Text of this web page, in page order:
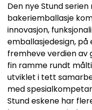
Den nye Stund
bakeriemballasje
innovasjon,
emballasjedesign,
fremheve verdien av
fin ramme rundt
utviklet i tett
med
Stund eskene har